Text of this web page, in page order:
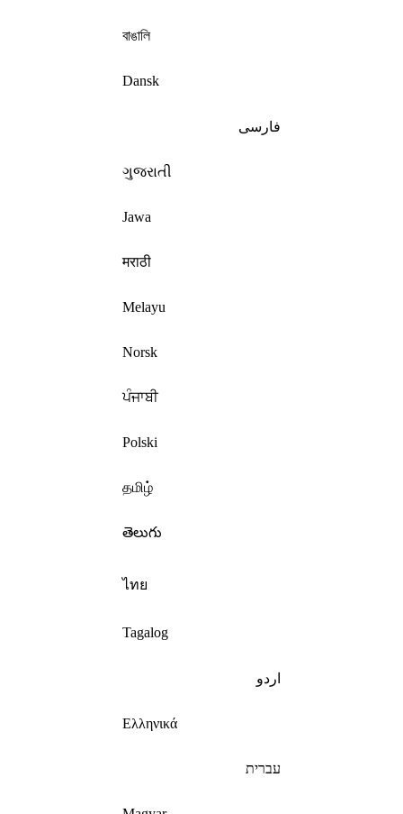
বাঙালি
Dansk
فارسی
ગુજરાતી
Jawa
मराठी
Melayu
Norsk
ਪੰਜਾਬੀ
Polski
தமிழ்
తెలుగు
ไทย
Tagalog
اردو
Ελληνικά
עברית